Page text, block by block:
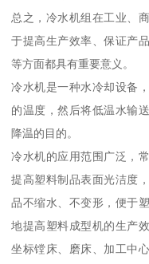
总之，冷水机组在工业、
于提高生产效率、保证产
等方面都具有重要意义。
冷水机是一种水冷却设备
的温度，然后将低温水输
降温的目的。
冷水机的应用范围广泛，
提高塑料制品表面光洁度
品不缩水、不变形，便于
地提高塑料成型机的生产
坐标镗床、磨床、加工中